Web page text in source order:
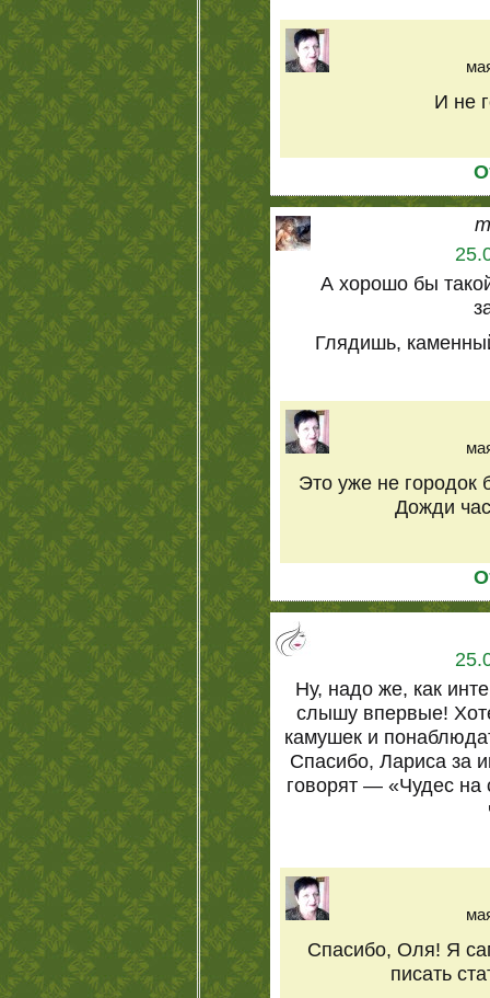
И не
А хорошо бы
Глядишь,
Это уже не
Дожди
Ну, надо же, как
слышу впервые!
камушек и
Спасибо, Лариса за
говорят — «Чудес на
Спасибо, Оля! Я
писать